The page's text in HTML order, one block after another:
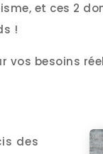
et ces 2
!
vos besoins
des